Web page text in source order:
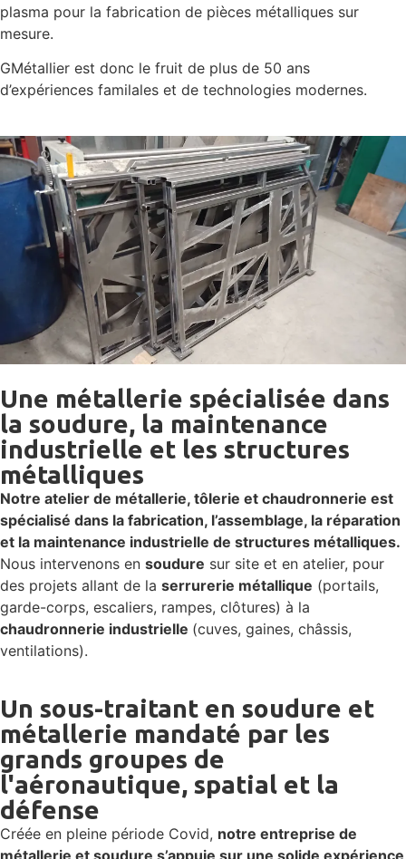
plasma pour la fabrication de pièces métalliques sur
mesure.
GMétallier est donc le fruit de plus de 50 ans
d’expériences familales et de technologies modernes.
Une métallerie spécialisée dans
la soudure, la maintenance
industrielle et les structures
métalliques
Notre atelier de métallerie, tôlerie et chaudronnerie est
spécialisé dans la fabrication, l’assemblage, la réparation
et la maintenance industrielle de structures métalliques.
Nous intervenons en soudure sur site et en atelier, pour
des projets allant de la serrurerie métallique (portails,
garde-corps, escaliers, rampes, clôtures) à la
chaudronnerie industrielle (cuves, gaines, châssis,
ventilations).
Un sous-traitant en soudure et
métallerie mandaté par les
grands groupes de
l'aéronautique, spatial et la
défense
Créée en pleine période Covid, notre entreprise de
métallerie et soudure s’appuie sur une solide expérience